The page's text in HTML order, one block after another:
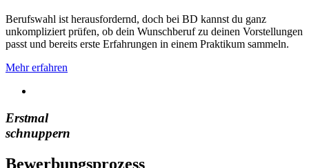
Berufswahl ist herausfordernd, doch bei BD kannst du ganz
unkompliziert prüfen, ob dein Wunschberuf zu deinen Vorstellungen
passt und bereits erste Erfahrungen in einem Praktikum sammeln.
Mehr erfahren
Erstmal
schnuppern
Bewerbungsprozess